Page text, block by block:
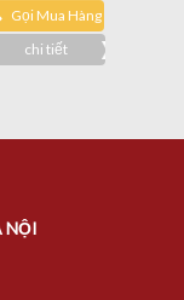
Gọi Mua Hàng
chi tiết
NỘI